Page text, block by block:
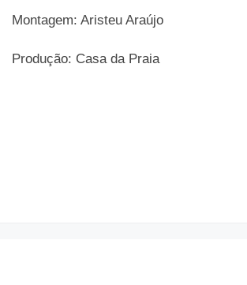
Montagem: Aristeu Araújo
Produção: Casa da Praia